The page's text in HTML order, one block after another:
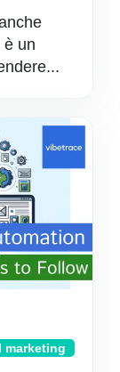
è un
marketing